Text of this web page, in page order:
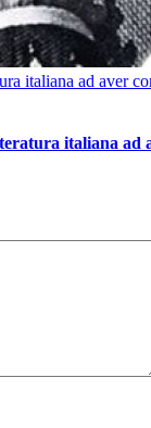
italiana ad aver
italiana ad